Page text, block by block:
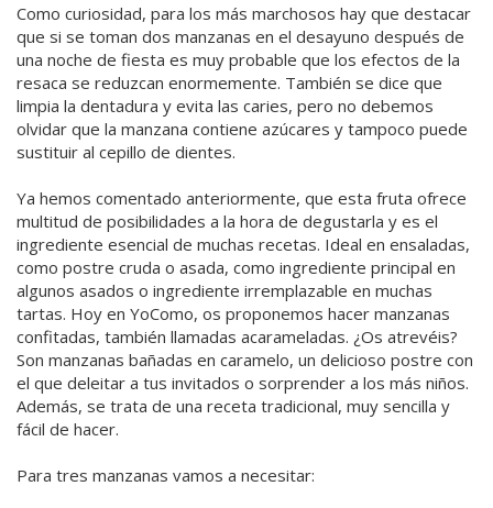
Como curiosidad, para los más marchosos hay que destacar
que si se toman dos manzanas en el desayuno después de
una noche de fiesta es muy probable que los efectos de la
resaca se reduzcan enormemente. También se dice que
limpia la dentadura y evita las caries, pero no debemos
olvidar que la manzana contiene azúcares y tampoco puede
sustituir al cepillo de dientes.
Ya hemos comentado anteriormente, que esta fruta ofrece
multitud de posibilidades a la hora de degustarla y es el
ingrediente esencial de muchas recetas. Ideal en ensaladas,
como postre cruda o asada, como ingrediente principal en
algunos asados o ingrediente irremplazable en muchas
tartas. Hoy en YoComo, os proponemos hacer manzanas
confitadas, también llamadas acarameladas. ¿Os atrevéis?
Son manzanas bañadas en caramelo, un delicioso postre con
el que deleitar a tus invitados o sorprender a los más niños.
Además, se trata de una receta tradicional, muy sencilla y
fácil de hacer.
Para tres manzanas vamos a necesitar: